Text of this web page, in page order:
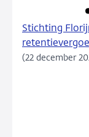
Stichting
(22 december